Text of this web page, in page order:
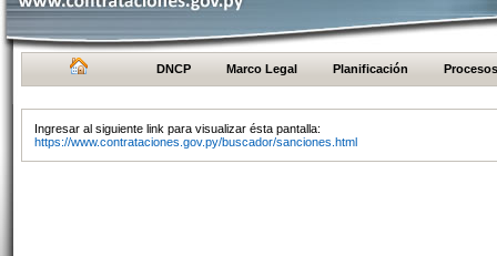
DNCP Marco Legal Planificación Procesos
Ingresar al siguiente link para visualizar ésta pantalla:
https://www.contrataciones.gov.py/buscador/sanciones.html